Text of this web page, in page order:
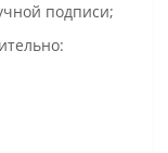
подписи;